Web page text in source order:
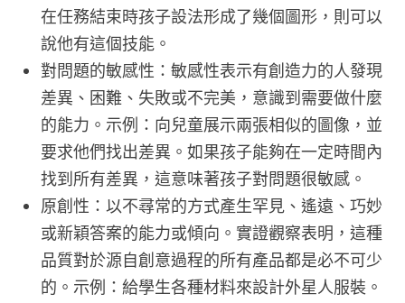
在任務結束時孩子設法形成了幾個圖形，則可以
說他有這個技能。
對問題的敏感性：敏感性表示有創造力的人發現
差異、困難、失敗或不完美，意識到需要做什麼
的能力。示例：向兒童展示兩張相似的圖像，並
要求他們找出差異。如果孩子能夠在一定時間內
找到所有差異，這意味著孩子對問題很敏感。
原創性：以不尋常的方式產生罕見、遙遠、巧妙
或新穎答案的能力或傾向。實證觀察表明，這種
品質對於源自創意過程的所有產品都是必不可少
的。示例：給學生各種材料來設計外星人服裝。